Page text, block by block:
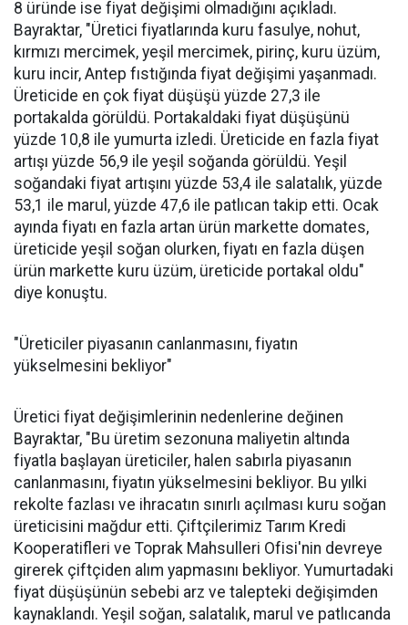
8 üründe ise fiyat değişimi olmadığını açıkladı.
Bayraktar, "Üretici fiyatlarında kuru fasulye, nohut,
kırmızı mercimek, yeşil mercimek, pirinç, kuru üzüm,
kuru incir, Antep fıstığında fiyat değişimi yaşanmadı.
Üreticide en çok fiyat düşüşü yüzde 27,3 ile
portakalda görüldü. Portakaldaki fiyat düşüşünü
yüzde 10,8 ile yumurta izledi. Üreticide en fazla fiyat
artışı yüzde 56,9 ile yeşil soğanda görüldü. Yeşil
soğandaki fiyat artışını yüzde 53,4 ile salatalık, yüzde
53,1 ile marul, yüzde 47,6 ile patlıcan takip etti. Ocak
ayında fiyatı en fazla artan ürün markette domates,
üreticide yeşil soğan olurken, fiyatı en fazla düşen
ürün markette kuru üzüm, üreticide portakal oldu"
diye konuştu.
"Üreticiler piyasanın canlanmasını, fiyatın
yükselmesini bekliyor"
Üretici fiyat değişimlerinin nedenlerine değinen
Bayraktar, "Bu üretim sezonuna maliyetin altında
fiyatla başlayan üreticiler, halen sabırla piyasanın
canlanmasını, fiyatın yükselmesini bekliyor. Bu yılki
rekolte fazlası ve ihracatın sınırlı açılması kuru soğan
üreticisini mağdur etti. Çiftçilerimiz Tarım Kredi
Kooperatifleri ve Toprak Mahsulleri Ofisi'nin devreye
girerek çiftçiden alım yapmasını bekliyor. Yumurtadaki
fiyat düşüşünün sebebi arz ve talepteki değişimden
kaynaklandı. Yeşil soğan, salatalık, marul ve patlıcanda